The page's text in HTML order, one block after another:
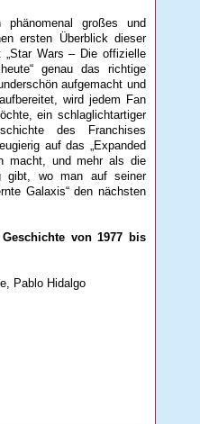
großes und
ersten Überblick dieser
Wars – Die offizielle
genau das richtige
aufgemacht und
wird jedem Fan
ein schlaglichtartiger
des Franchises
auf das „Expanded
macht, und mehr als die
gibt, wo man auf seiner
Galaxis“ den nächsten
von 1977 bis
Pablo Hidalgo